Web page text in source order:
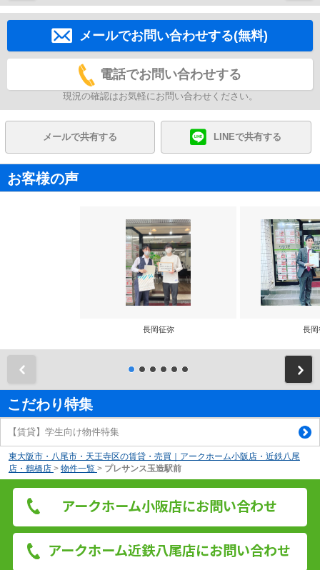
メールでお問い合わせする(無料)
電話でお問い合わせする
現況の確認はお気軽にお問い合わせください。
メールで共有する LINEで共有する
お客様の声
長岡征弥 長岡
こだわり特集
【賃貸】学生向け物件特集
東大阪市・八尾市・天王寺区の賃貸・売買｜アークホーム小阪店・近鉄八尾
店・鶴橋店 > 物件一覧 > プレサンス玉造駅前
アークホーム小阪店にお問い合わせ
アークホーム近鉄八尾店にお問い合わせ